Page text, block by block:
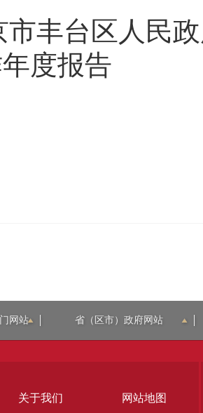
市丰台区人民
度报告
网站 省（区市）政府网站
关于我们 网站地图